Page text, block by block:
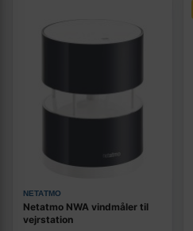
NETATMO
Netatmo NWA vindmåler til
vejrstation